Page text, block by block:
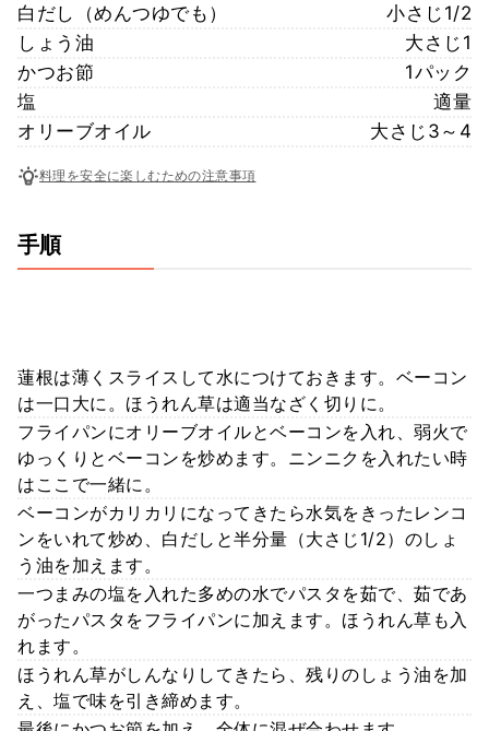
白だし（めんつゆでも）
小さじ1/2
しょう油
大さじ1
かつお節
1パック
塩
適量
オリーブオイル
大さじ3～4
料理を安全に楽しむための注意事項
手順
蓮根は薄くスライスして水につけておきます。ベーコン
は一口大に。ほうれん草は適当なざく切りに。
フライパンにオリーブオイルとベーコンを入れ、弱火で
ゆっくりとベーコンを炒めます。ニンニクを入れたい時
はここで一緒に。
ベーコンがカリカリになってきたら水気をきったレンコ
ンをいれて炒め、白だしと半分量（大さじ1/2）のしょ
う油を加えます。
一つまみの塩を入れた多めの水でパスタを茹で、茹であ
がったパスタをフライパンに加えます。ほうれん草も入
れます。
ほうれん草がしんなりしてきたら、残りのしょう油を加
え、塩で味を引き締めます。